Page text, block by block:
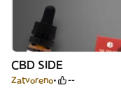
CBD SIDE
Zatvoreno --